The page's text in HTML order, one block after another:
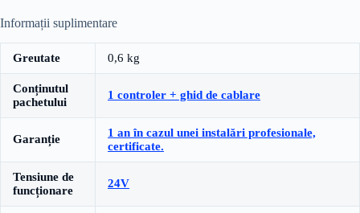
Informații suplimentare
Greutate 0,6 kg
Conținutul
pachetului
1 controler + ghid de cablare
Garanție
1 an în cazul unei instalări profesionale,
certificate.
Tensiune de
funcționare
24V